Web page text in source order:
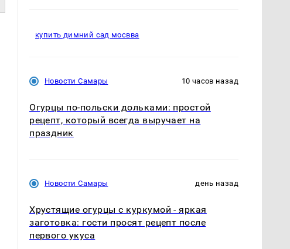
купить димний сад мосвва
Новости Самары 10 часов назад
Огурцы по‑польски дольками: простой
рецепт, который всегда выручает на
праздник
Новости Самары день назад
Хрустящие огурцы с куркумой - яркая
заготовка: гости просят рецепт после
первого укуса